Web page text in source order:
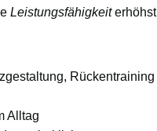
Leistungsfähigkeiterhöhst
Rückentraining
Alltag